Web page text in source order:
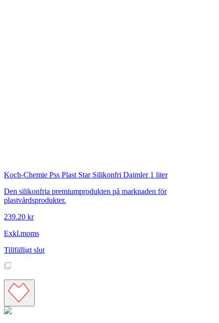
Koch-Chemie Pss Plast Star Silikonfri Daimler 1 liter
Den silikonfria premiumprodukten på marknaden för
plastvårdsprodukter.
239.20 kr
Exkl.moms
Tillfälligt slut